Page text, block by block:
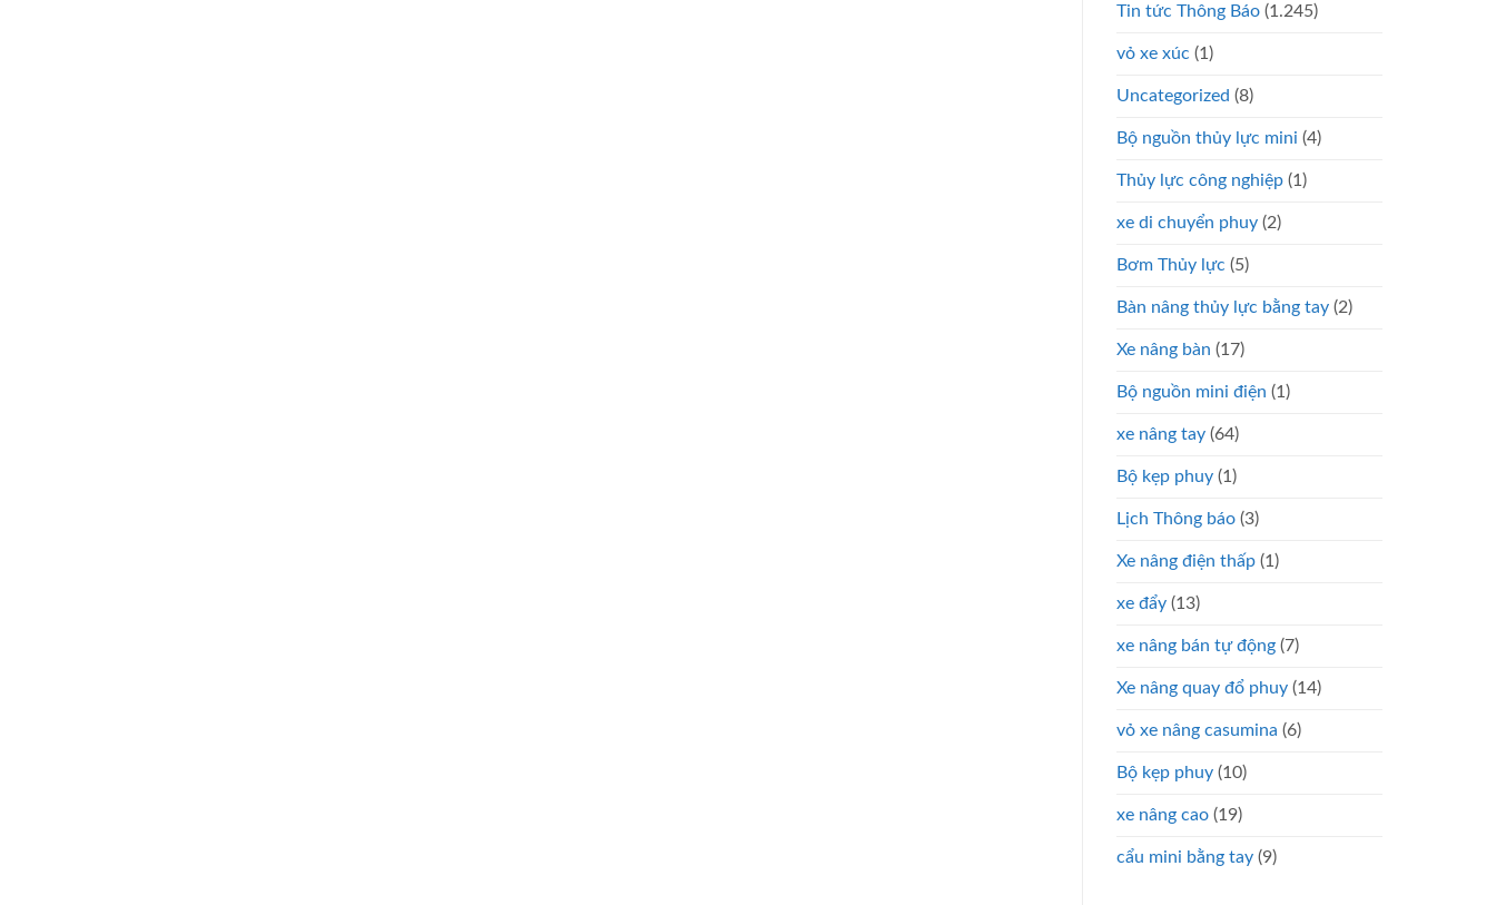
Tin tức Thông Báo (1.245)
vỏ xe xúc (1)
Uncategorized (8)
Bộ nguồn thủy lực mini (4)
Thủy lực công nghiệp (1)
xe di chuyển phuy (2)
Bơm Thủy lực (5)
Bàn nâng thủy lực bằng tay (2)
Xe nâng bàn (17)
Bộ nguồn mini điện (1)
xe nâng tay (64)
Bộ kẹp phuy (1)
Lịch Thông báo (3)
Xe nâng điện thấp (1)
xe đẩy (13)
xe nâng bán tự động (7)
Xe nâng quay đổ phuy (14)
vỏ xe nâng casumina (6)
Bộ kẹp phuy (10)
xe nâng cao (19)
cẩu mini bằng tay (9)